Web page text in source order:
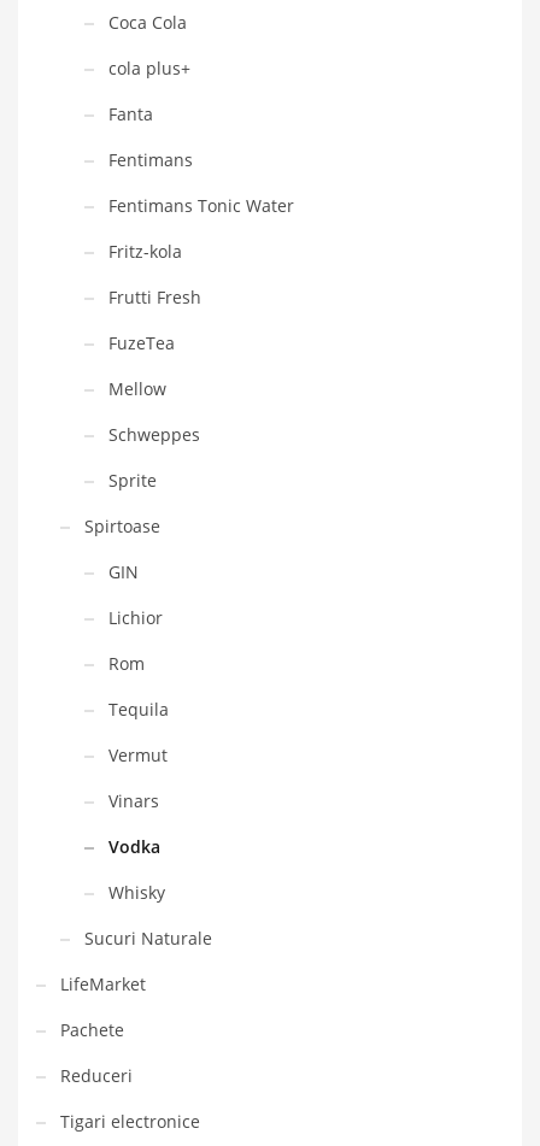
Coca Cola
cola plus+
Fanta
Fentimans
Fentimans Tonic Water
Fritz-kola
Frutti Fresh
FuzeTea
Mellow
Schweppes
Sprite
Spirtoase
GIN
Lichior
Rom
Tequila
Vermut
Vinars
Vodka
Whisky
Sucuri Naturale
LifeMarket
Pachete
Reduceri
Tigari electronice